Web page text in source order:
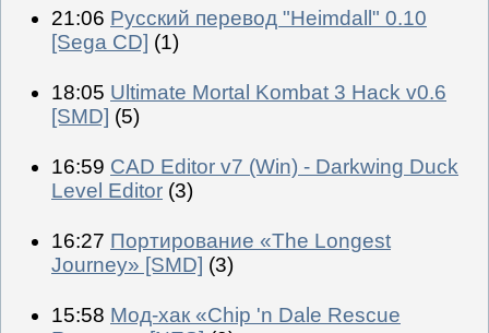
21:06 Русский перевод "Heimdall" 0.10
[Sega CD] (1)
18:05 Ultimate Mortal Kombat 3 Hack v0.6
[SMD] (5)
16:59 CAD Editor v7 (Win) - Darkwing Duck
Level Editor (3)
16:27 Портирование «The Longest
Journey» [SMD] (3)
15:58 Мод-хак «Chip 'n Dale Rescue